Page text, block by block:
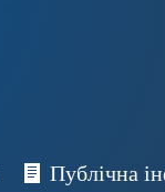
Публічна